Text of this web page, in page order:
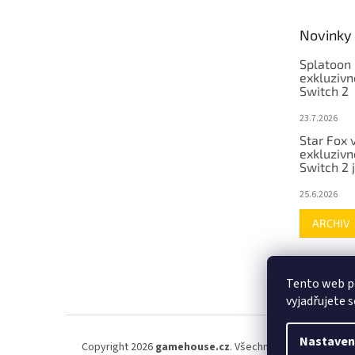
Tento web
vyjadřujete
Novinky
Splatoon
Switch 2
23.7.2026
Star Fox
Switch 2
25.6.2026
ARCHIV
Copyright 2026 gamehouse.cz. Všechna práva